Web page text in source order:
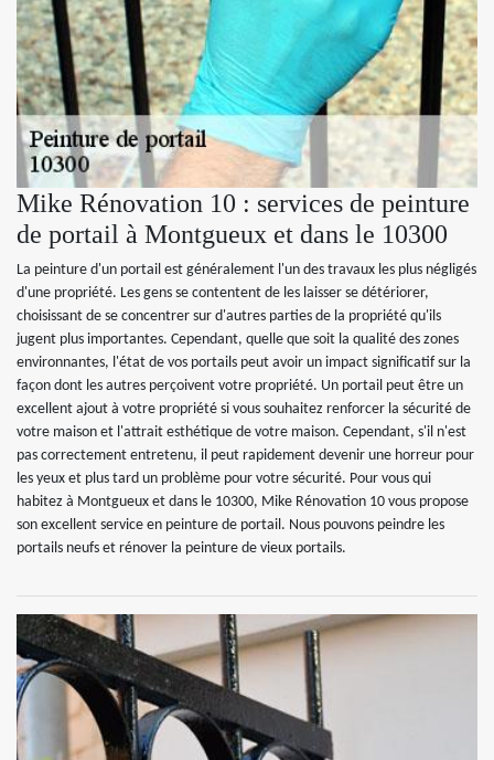
Mike Rénovation 10 : services de peinture
de portail à Montgueux et dans le 10300
La peinture d'un portail est généralement l'un des travaux les plus négligés
d'une propriété. Les gens se contentent de les laisser se détériorer,
choisissant de se concentrer sur d'autres parties de la propriété qu'ils
jugent plus importantes. Cependant, quelle que soit la qualité des zones
environnantes, l'état de vos portails peut avoir un impact significatif sur la
façon dont les autres perçoivent votre propriété. Un portail peut être un
excellent ajout à votre propriété si vous souhaitez renforcer la sécurité de
votre maison et l'attrait esthétique de votre maison. Cependant, s'il n'est
pas correctement entretenu, il peut rapidement devenir une horreur pour
les yeux et plus tard un problème pour votre sécurité. Pour vous qui
habitez à Montgueux et dans le 10300, Mike Rénovation 10 vous propose
son excellent service en peinture de portail. Nous pouvons peindre les
portails neufs et rénover la peinture de vieux portails.